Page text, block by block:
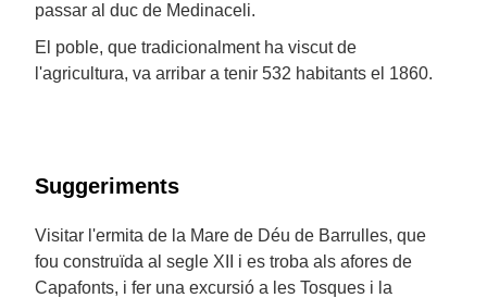
passar al duc de Medinaceli.
El poble, que tradicionalment ha viscut de
l'agricultura, va arribar a tenir 532 habitants el 1860.
Suggeriments
Visitar l'ermita de la Mare de Déu de Barrulles, que
fou construïda al segle XII i es troba als afores de
Capafonts, i fer una excursió a les Tosques i la